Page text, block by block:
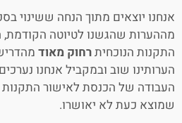
אנחנו יוצאים מתוך הנחה ששינוי
מההערות שהגשנו לטיוטה הקודמת,
התקנות הנוכחיתרחוק מאוד
הערותינו שוב ובמקביל אנחנו
העבודה של הכנסת לאישור
שמוצא כעת לא יאושרו.